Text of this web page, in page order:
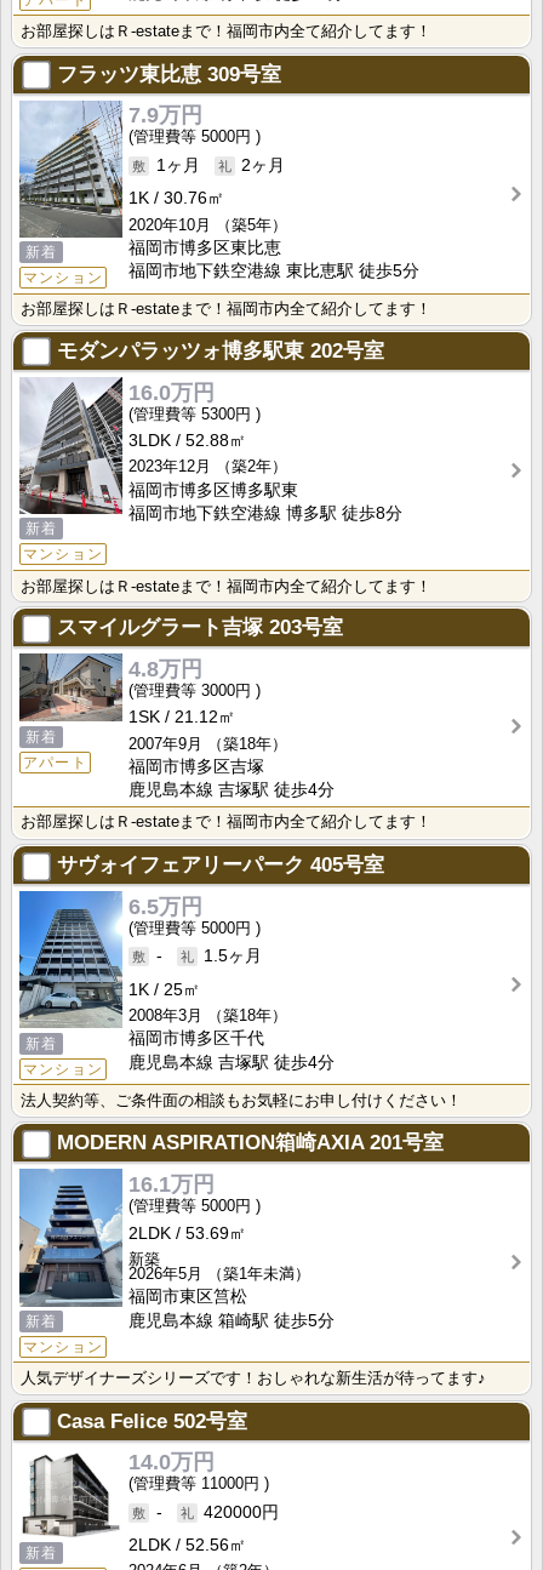
お部屋探しはＲ-estateまで！福岡市内全て紹介してます！
フラッツ東比恵 309号室
新着
マンション
7.9万円
5000円
1ヶ月
2ヶ月
1K
30.76㎡
2020年10月
（築5年）
福岡市博多区東比恵
福岡市地下鉄空港線 東比恵駅 徒歩5分
お部屋探しはＲ-estateまで！福岡市内全て紹介してます！
モダンパラッツォ博多駅東 202号室
新着
マンション
16.0万円
5300円
3LDK
52.88㎡
2023年12月
（築2年）
福岡市博多区博多駅東
福岡市地下鉄空港線 博多駅 徒歩8分
お部屋探しはＲ-estateまで！福岡市内全て紹介してます！
スマイルグラート吉塚203号室
新着
アパート
4.8万円
3000円
1SK
21.12㎡
2007年9月
（築18年）
福岡市博多区吉塚
鹿児島本線 吉塚駅 徒歩4分
お部屋探しはＲ-estateまで！福岡市内全て紹介してます！
サヴォイフェアリーパーク 405号室
新着
マンション
6.5万円
5000円
-
1.5ヶ月
1K
25㎡
2008年3月
（築18年）
福岡市博多区千代
鹿児島本線 吉塚駅 徒歩4分
法人契約等、ご条件面の相談もお気軽にお申し付けください！
MODERN ASPIRATION箱崎AXIA201号室
新着
マンション
16.1万円
5000円
2LDK
53.69㎡
新築
2026年5月
（築1年未満）
福岡市東区筥松
鹿児島本線 箱崎駅 徒歩5分
人気デザイナーズシリーズです！おしゃれな新生活が待ってます♪
Casa Felice 502号室
新着
14.0万円
11000円
-
420000円
2LDK
52.56㎡